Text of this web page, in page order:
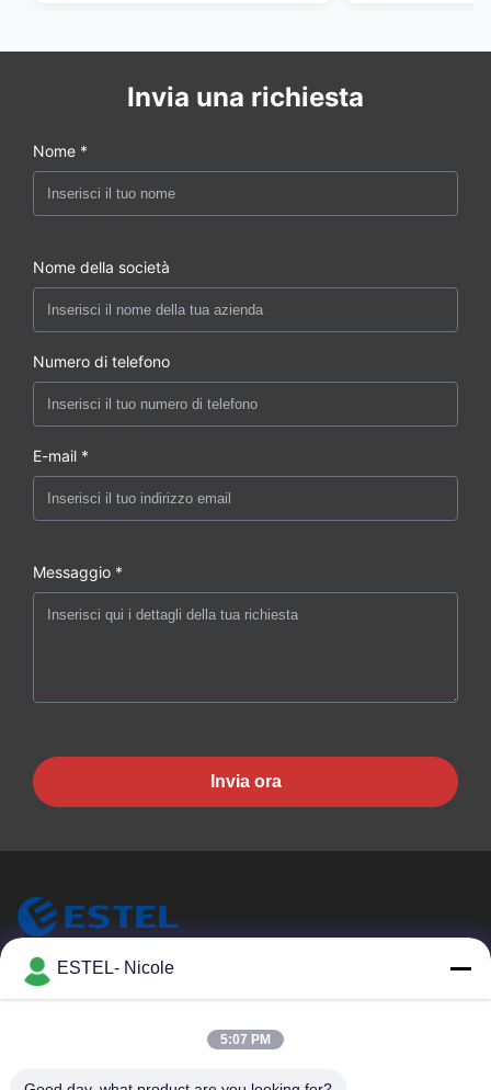
Invia una richiesta
Nome *
Nome della società
Numero di telefono
E-mail *
Messaggio *
Invia ora
ESTEL (GUANGDONG) TECHNOLOGY CO., LTD.
Casa. Nuovo
ESTEL- Nicole
5:07 PM